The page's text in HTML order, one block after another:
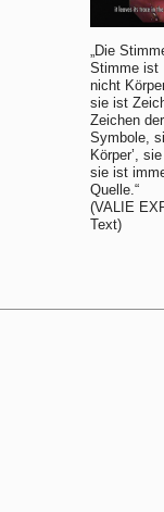
„Die
Stimme ist
nicht
sie ist
Zeichen
Symbole,
Körper’,
sie ist
Quelle.“
(VALIE
Text)